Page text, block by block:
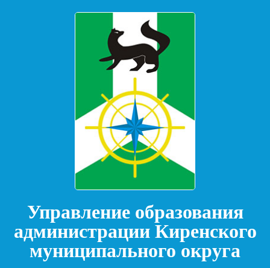
Управление образования
администрации Киренского
муниципального округа